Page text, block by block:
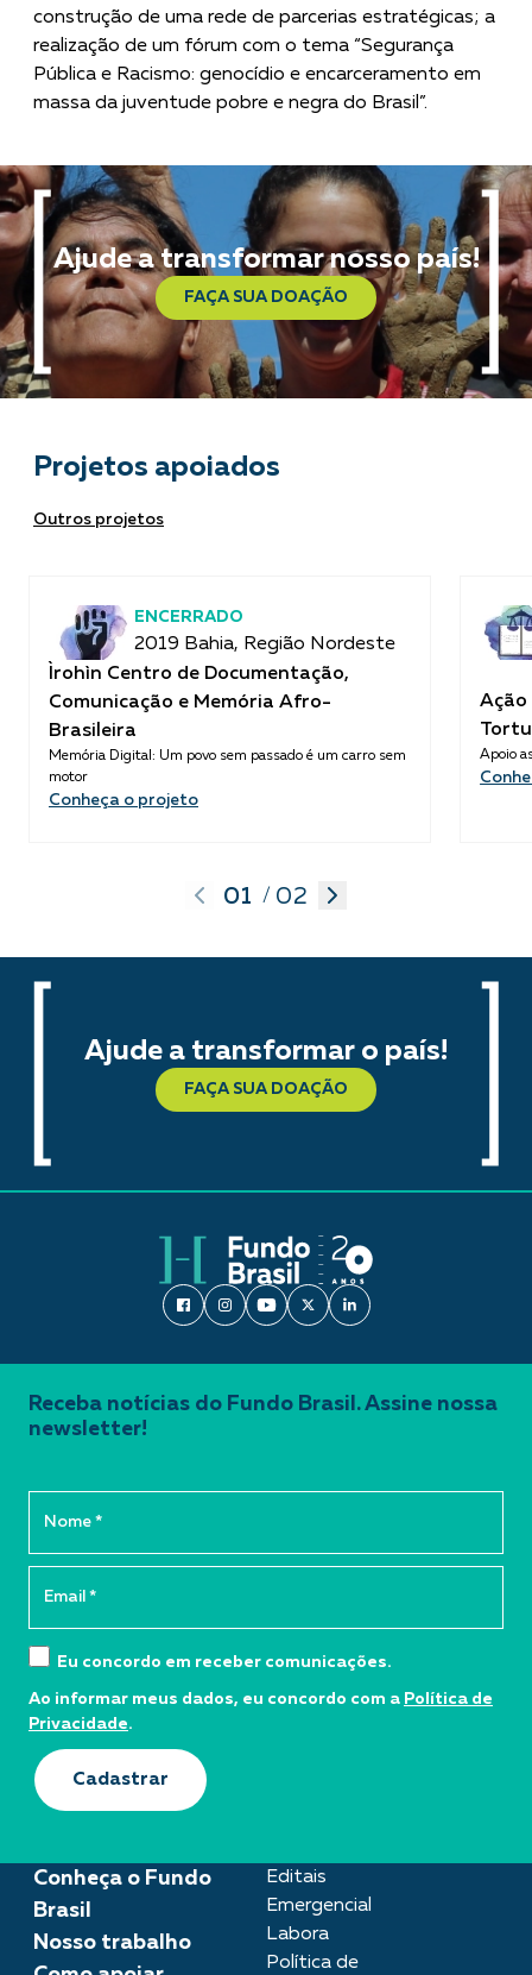
construção de uma rede de parcerias estratégicas; a
realização de um fórum com o tema “Segurança
Pública e Racismo: genocídio e encarceramento em
massa da juventude pobre e negra do Brasil”.
Ajude a transformar nosso país!
FAÇA SUA DOAÇÃO
Projetos apoiados
Outros projetos
ENCERRADO
2019 Bahia, Região Nordeste
Ìrohìn Centro de Documentação,
Comunicação e Memória Afro-
Brasileira
Memória Digital: Um povo sem passado é um carro sem
motor
Conheça o projeto
Ação
Apoio
01 / 02
Ajude a transformar o país!
FAÇA SUA DOAÇÃO
Conheça o Fundo
Brasil
Nosso trabalho
Editais
Emergencial
Labora
Política de
Receba notícias do Fundo Brasil. Assine nossa
newsletter!
Eu concordo em receber comunicações.
Ao informar meus dados, eu concordo com a Política de
Privacidade.
Cadastrar